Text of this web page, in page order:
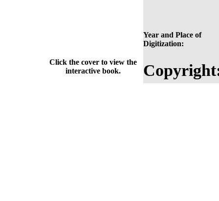
Year and Place of
Digitization:
Click the cover to view the
interactive book.